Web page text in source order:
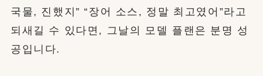
국물, 진했지” “장어 소스, 정말 최고였어”라고
되새길 수 있다면, 그날의 모델 플랜은 분명 성
공입니다.